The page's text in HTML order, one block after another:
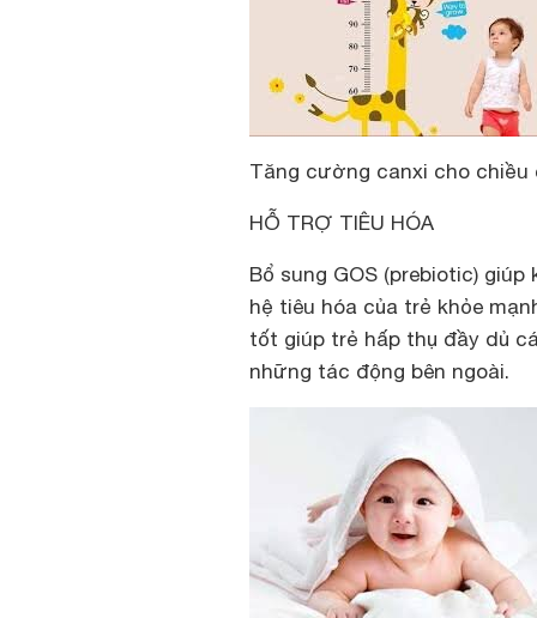
Tăng cường canxi cho chiều
HỖ TRỢ TIÊU HÓA
Bổ sung GOS (prebiotic)
hệ tiêu hóa của trẻ khỏe
tốt giúp trẻ hấp thụ đầy dủ
những tác động bên ngoài.